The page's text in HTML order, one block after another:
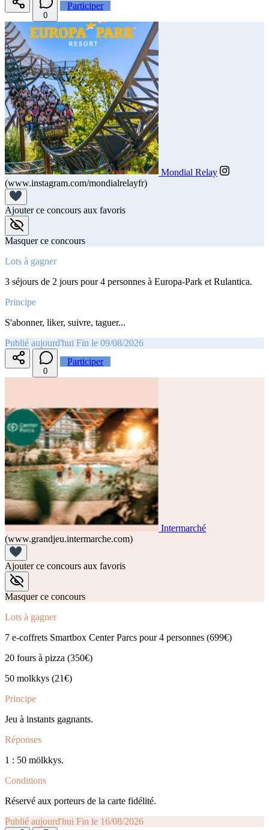
0
Participer
Mondial Relay
(www.instagram.com/mondialrelayfr)
Ajouter ce concours aux favoris
Masquer ce concours
Lots à gagner
3 séjours de 2 jours pour 4 personnes à Europa-Park et Rulantica.
Principe
S'abonner, liker, suivre, taguer...
Publié aujourd'hui Fin le 09/08/2026
0
Participer
Intermarché
(www.grandjeu.intermarche.com)
Ajouter ce concours aux favoris
Masquer ce concours
Lots à gagner
7 e-coffrets Smartbox Center Parcs pour 4 personnes (699€)
20 fours à pizza (350€)
50 molkkys (21€)
Principe
Jeu à instants gagnants.
Réponses
1 : 50 mölkkys.
Conditions
Réservé aux porteurs de la carte fidélité.
Publié aujourd'hui Fin le 16/08/2026